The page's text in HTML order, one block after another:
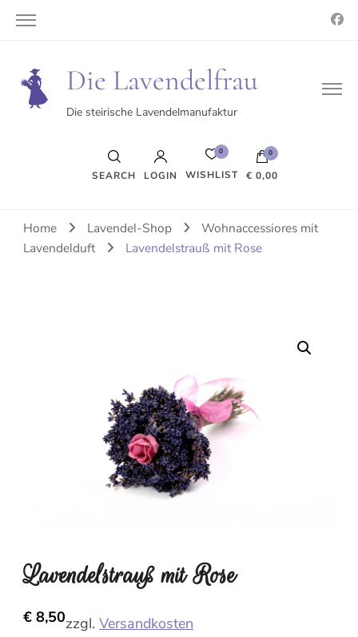
Die Lavendelfrau
Die steirische Lavendelmanufaktur
SEARCH LOGIN
0
WISHLIST
0
€ 0,00
Es befinden sich keine Produkte im Warenkorb.
Home Lavendel-Shop
Wohnaccessiores mit
Lavendelduft
Lavendelstrauß mit Rose
Lavendelstrauß mit Rose
€ 8,50zzgl. Versandkosten